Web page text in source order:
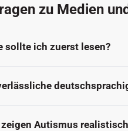
zu Medien
sollte ich zuerst lesen?
Autismus